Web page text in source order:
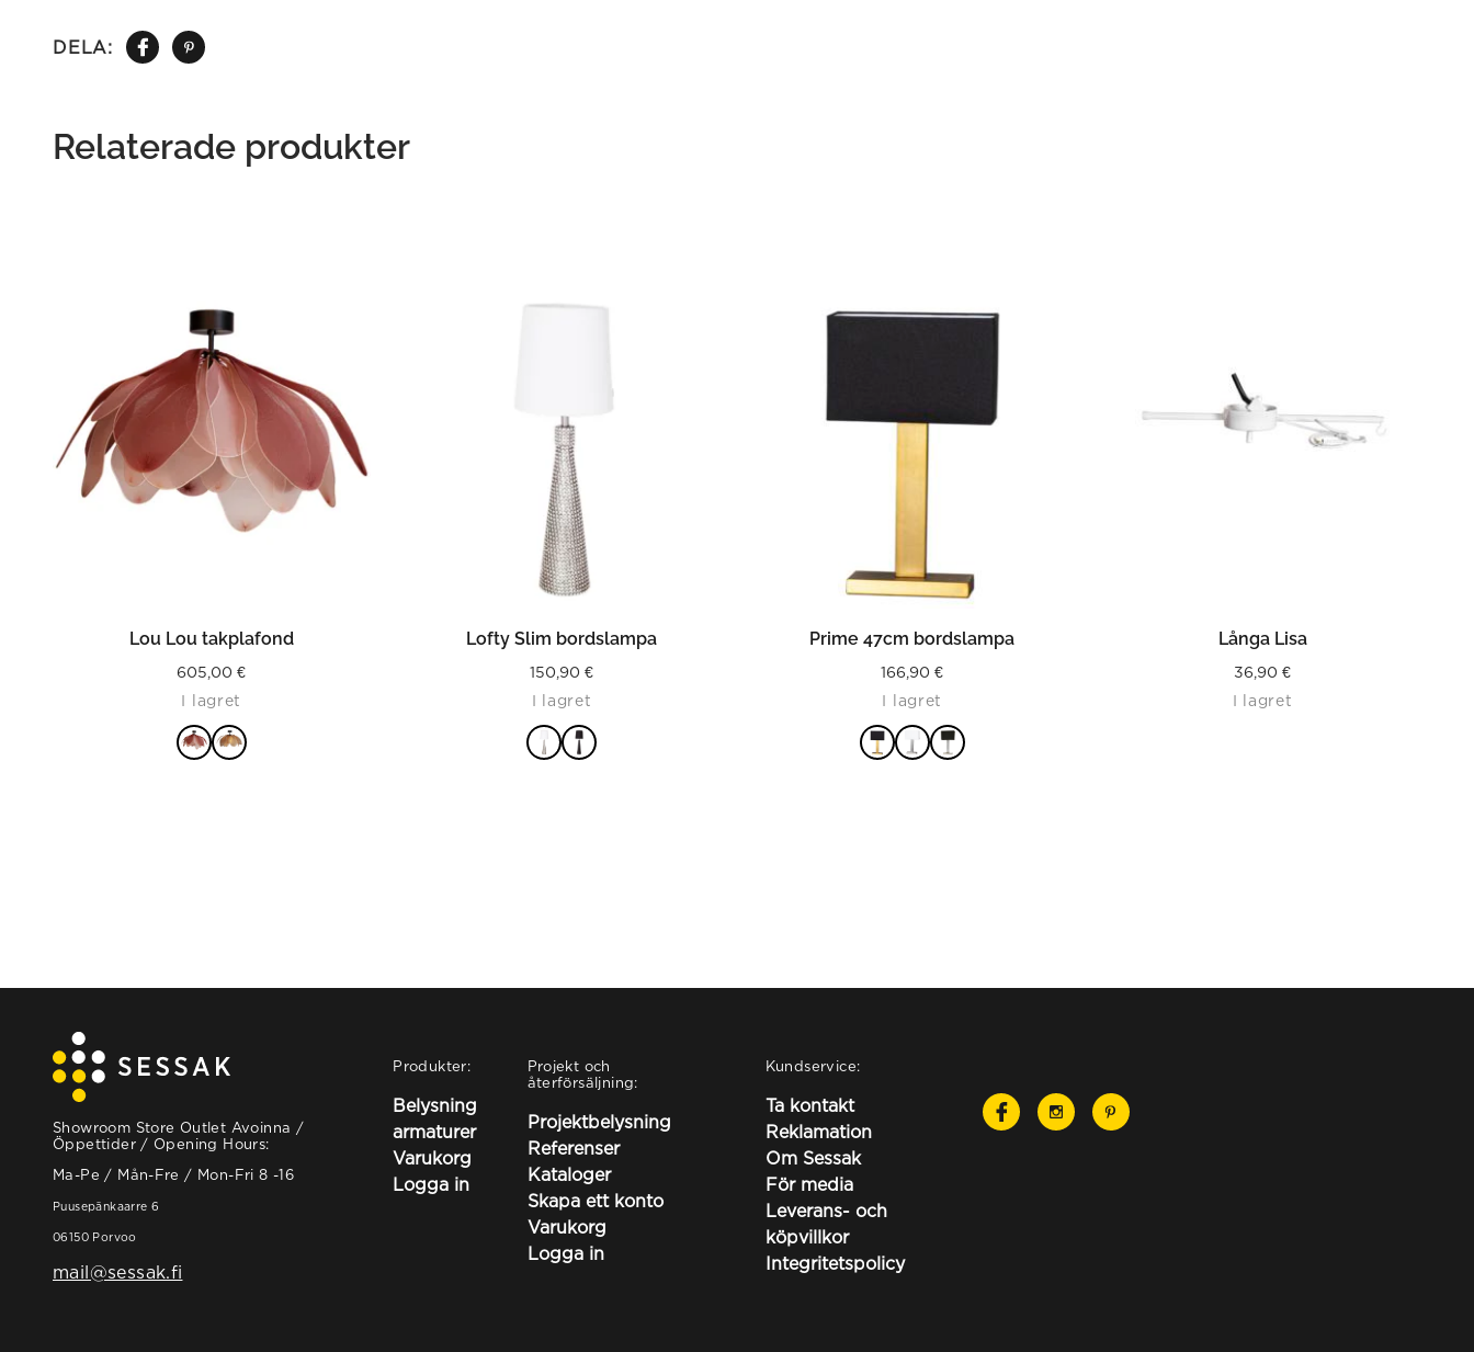
DELA:
Relaterade produkter
LÄS MER
Lou Lou takplafond
605,00€
I lagret
LÄS MER
Lofty Slim bordslampa
150,90€
I lagret
LÄS MER
Prime 47cm bordslampa
166,90€
I lagret
LÄS MER
Långa Lisa
36,90€
I lagret
Showroom Store Outlet Avoinna /
Öppettider / Opening Hours:
Ma-Pe / Mån-Fre / Mon-Fri 8 -16
Puusepänkaarre 6
06150 Porvoo
mail@sessak.fi
Produkter:
Belysning
armaturer
Varukorg
Logga in
Projekt och
återförsäljning:
Projektbelysning
Referenser
Kataloger
Skapa ett konto
Varukorg
Logga in
Kundservice:
Ta kontakt
Reklamation
Om Sessak
För media
Leverans- och
köpvillkor
Integritetspolicy